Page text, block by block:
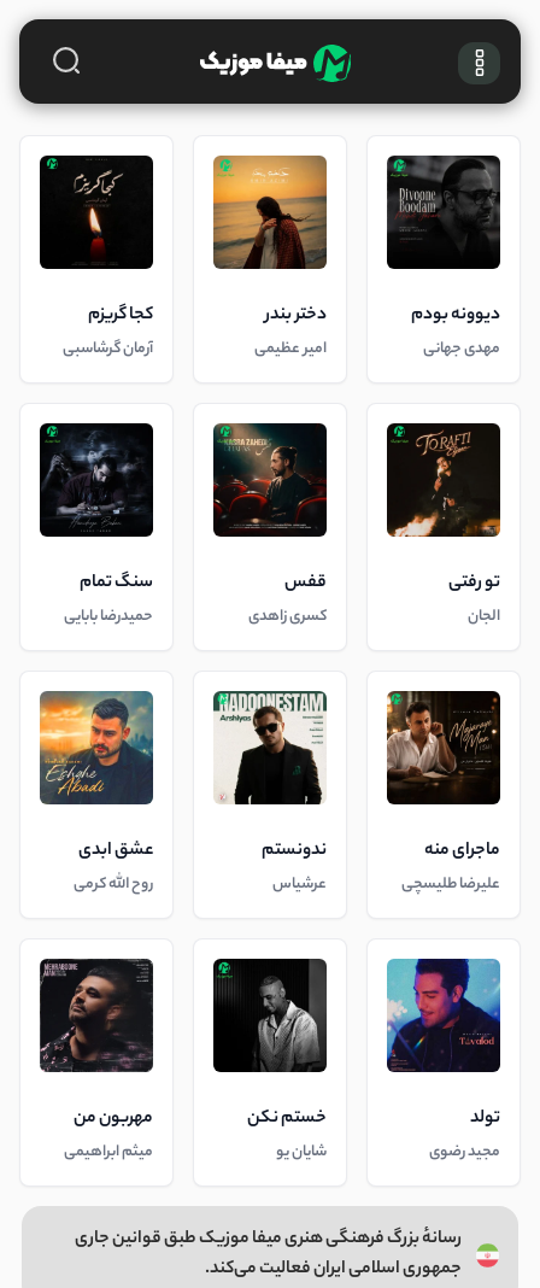
دیوونه بودم
مهدی جهانی
دختر بندر
امیر عظیمی
کجا گریزم
آرمان گرشاسبی
تو رفتی
الجان
قفس
کسری زاهدی
سنگ تمام
حمیدرضا بابایی
ماجرای منه
علیرضا طلیسچی
ندونستم
عرشیاس
عشق ابدی
روح الله کرمی
تولد
مجید رضوی
خستم نکن
شایان یو
مهربون من
میثم ابراهیمی
رسانهٔ بزرگ فرهنگی هنری میفا موزیک طبق قوانین جاری
جمهوری اسلامی ایران فعالیت می‌کند.